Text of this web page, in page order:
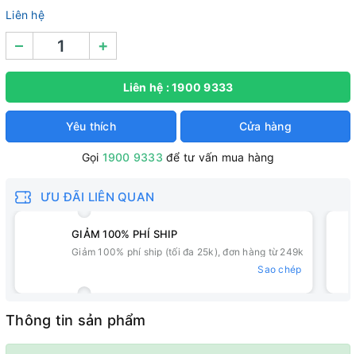
Liên hệ
– +
Liên hệ : 1900 9333
Yêu thích Cửa hàng
Gọi 1900 9333 để tư vấn mua hàng
ƯU ĐÃI LIÊN QUAN
GIẢM 100% PHÍ SHIP
Giảm 100% phí ship (tối đa 25k), đơn hàng từ 249k
Sao chép
Thông tin sản phẩm